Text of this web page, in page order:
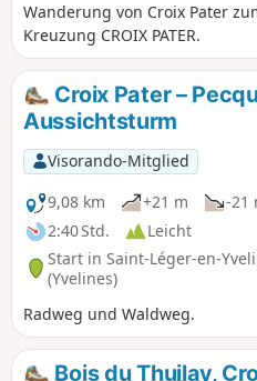
Wanderung von Croix Pater
Kreuzung CROIX PATER.
Croix Pater –
Aussichtsturm
Visorando-Mitglied
9,08 km
+21 m
-21
2:40 Std.
Leicht
Start in Saint-Léger-en-
(Yvelines)
Radweg und Waldweg.
Bois du Thuilay,